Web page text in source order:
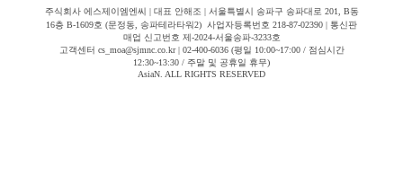
주식회사 에스제이엠엔씨 | 대표 안해조 | 서울특별시 송파구 송파대로 201, B동
16층 B-1609호 (문정동, 송파테라타워2) 사업자등록번호 218-87-02390 | 통신판
매업 신고번호 제-2024-서울송파-3233호
고객센터 cs_moa@sjmnc.co.kr | 02-400-6036 (평일 10:00~17:00 / 점심시간
12:30~13:30 / 주말 및 공휴일 휴무)
AsiaN. ALL RIGHTS RESERVED